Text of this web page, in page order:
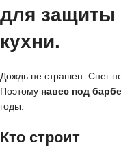
для защиты
кухни.
Дождь не страшен. Снег
Поэтому навес под
годы.
Кто строит